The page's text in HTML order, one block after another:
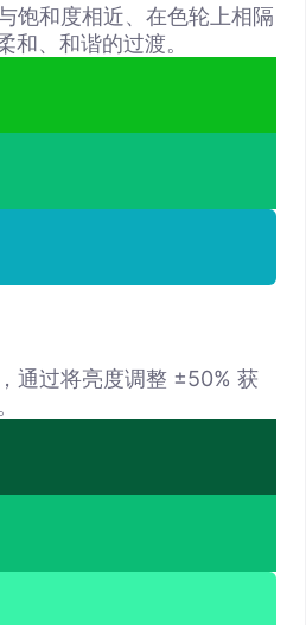
饱和度相近、在色轮上相隔
和、和谐的过渡。
通过将亮度调整 ±50% 获